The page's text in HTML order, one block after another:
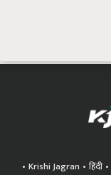
Krishi Jagran हिंदी